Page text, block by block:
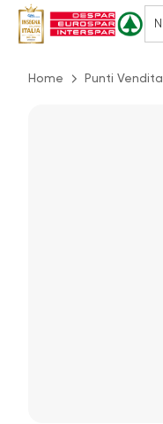
Home Punti Vendita